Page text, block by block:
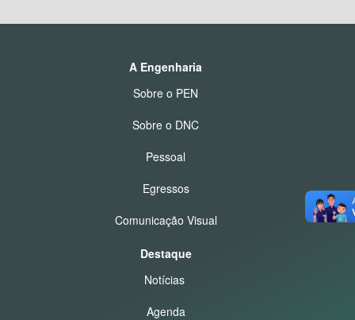
A Engenharia
Sobre o PEN
Sobre o DNC
Pessoal
Egressos
Comunicação Visual
Destaque
Notícias
Agenda